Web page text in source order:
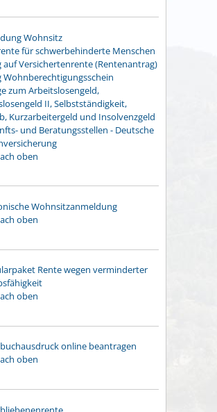
Wohnsitz
für schwerbehinderte Menschen
auf Versichertenrente (Rentenantrag)
Wohnberechtigungsschein
zum Arbeitslosengeld,
II, Selbstständigkeit,
Kurzarbeitergeld und Insolvenzgeld
und Beratungsstellen - Deutsche
oben
Wohnsitzanmeldung
oben
Rente wegen verminderter
oben
online beantragen
oben